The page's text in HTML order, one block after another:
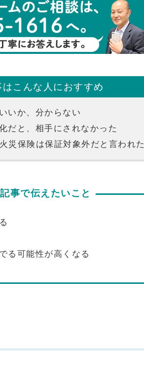
はこんな人におすすめ
いか、分からない
だと、相手にされなかった
災保険は保証対象外だと言われた
事で伝えたいこと
る可能性が高くなる